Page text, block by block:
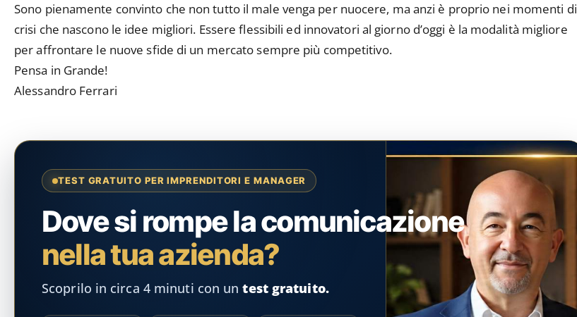
Sono pienamente convinto che non tutto il male venga per nuocere, ma anzi è proprio nei momenti di
crisi che nascono le idee migliori. Essere flessibili ed innovatori al giorno d’oggi è la modalità migliore
per affrontare le nuove sfide di un mercato sempre più competitivo.
Pensa in Grande!
Alessandro Ferrari
TEST GRATUITO PER IMPRENDITORI E MANAGER
Dove si rompe la comunicazione
nella tua azienda?
Scoprilo in circa 4 minuti con untest gratuito.